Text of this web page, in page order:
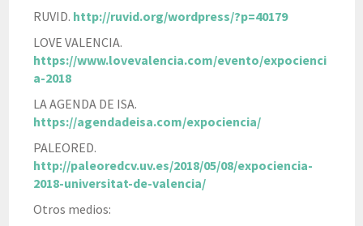
RUVID. http://ruvid.org/wordpress/?p=40179
LOVE VALENCIA.
https://www.lovevalencia.com/evento/expocienci
a-2018
LA AGENDA DE ISA.
https://agendadeisa.com/expociencia/
PALEORED.
http://paleoredcv.uv.es/2018/05/08/expociencia-
2018-universitat-de-valencia/
Otros medios: